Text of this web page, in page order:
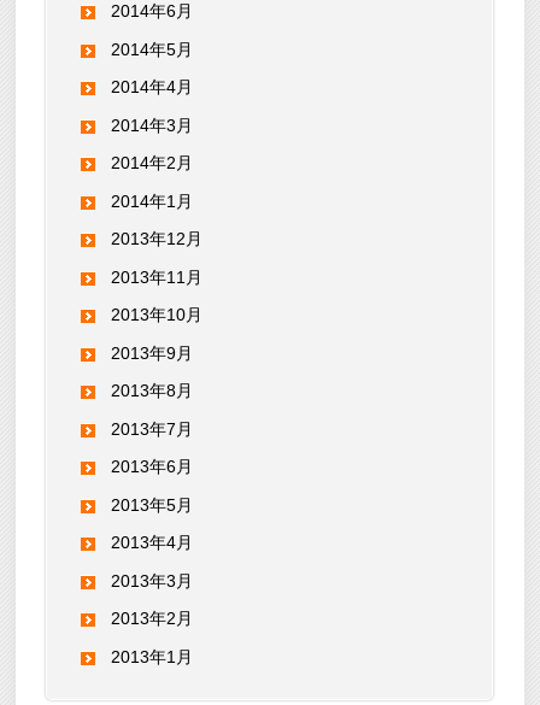
2014年6月
2014年5月
2014年4月
2014年3月
2014年2月
2014年1月
2013年12月
2013年11月
2013年10月
2013年9月
2013年8月
2013年7月
2013年6月
2013年5月
2013年4月
2013年3月
2013年2月
2013年1月